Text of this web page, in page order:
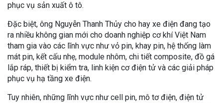
phục vụ sản xuất ô tô.
Đặc biệt, ông Nguyễn Thanh Thủy cho hay xe điện đang tạo
ra nhiều không gian mới cho doanh nghiệp cơ khí Việt Nam
tham gia vào các lĩnh vực như vỏ pin, khay pin, hệ thống làm
mát pin, kết cấu nhẹ, module nhôm, chi tiết composite, đồ gá
lắp ráp, thiết bị kiểm tra, linh kiện cơ điện tử và các giải pháp
phục vụ hạ tầng xe điện.
Tuy nhiên, những lĩnh vực như cell pin, mô tơ điện, điện tử